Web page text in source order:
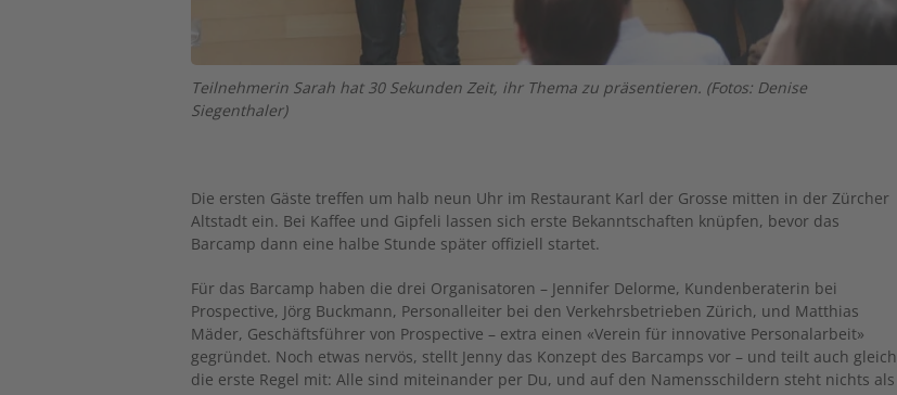
Teilnehmerin Sarah hat 30 Sekunden Zeit, ihr Thema zu präsentieren. (Fotos: Denise
Siegenthaler)
Die ersten Gäste treffen um halb neun Uhr im Restaurant Karl der Grosse mitten in der Zürcher
Altstadt ein. Bei Kaffee und Gipfeli lassen sich erste Bekanntschaften knüpfen, bevor das
Barcamp dann eine halbe Stunde später offiziell startet.
Für das Barcamp haben die drei Organisatoren – Jennifer Delorme, Kundenberaterin bei
Prospective, Jörg Buckmann, Personalleiter bei den Verkehrsbetrieben Zürich, und Matthias
Mäder, Geschäftsführer von Prospective – extra einen «Verein für innovative Personalarbeit»
gegründet. Noch etwas nervös, stellt Jenny das Konzept des Barcamps vor – und teilt auch gleich
die erste Regel mit: Alle sind miteinander per Du, und auf den Namensschildern steht nichts als